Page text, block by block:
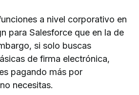
a nivel corporativo en
para Salesforce que en la de
si solo buscas
de firma electrónica,
pagando más por
necesitas.